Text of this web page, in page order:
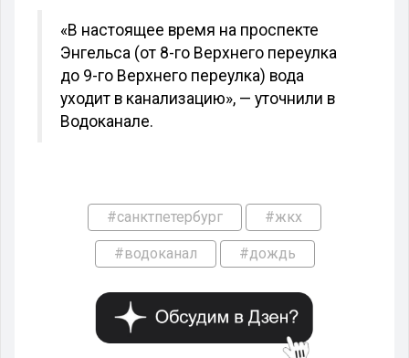
«В настоящее время на проспекте
Энгельса (от 8-го Верхнего переулка
до 9-го Верхнего переулка) вода
уходит в канализацию», — уточнили в
Водоканале.
#санктпетербург #жкх
#водоканал #дождь